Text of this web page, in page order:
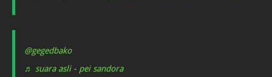
@gegedbako
♬ suara asli - pei sandora